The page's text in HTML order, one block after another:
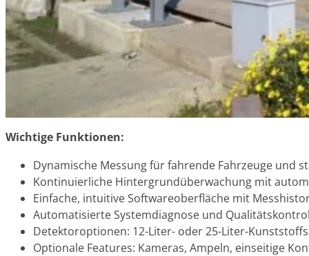
Wichtige Funktionen:
Dynamische Messung für fahrende Fahrzeuge und
Kontinuierliche Hintergrundüberwachung mit
Einfache, intuitive Softwareoberfläche mit
Automatisierte Systemdiagnose und
Detektoroptionen: 12-Liter- oder 25-Liter-
Optionale Features: Kameras, Ampeln, einseitige